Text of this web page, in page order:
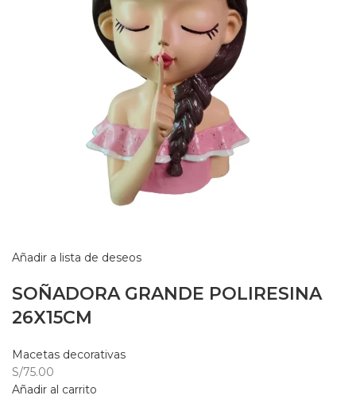
Añadir a lista de deseos
SOÑADORA GRANDE POLIRESINA
26X15CM
Macetas decorativas
S/75.00
Añadir al carrito